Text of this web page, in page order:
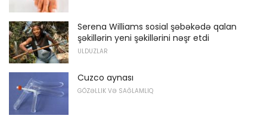
Serena Williams sosial şəbəkədə qalan
şəkillərin yeni şəkillərini nəşr etdi
ULDUZLAR
Cuzco aynası
GÖZƏLLIK VƏ SAĞLAMLIQ